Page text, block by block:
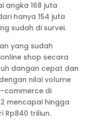
angka 168 juta
hanya 154 juta
sudah di survei.
yang sudah
shop secara
dangan cepat dan
nilai volume
commerce di
mencapai hingga
Rp840 triliun.